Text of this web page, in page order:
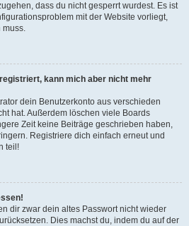
dass du nicht gesperrt wurdest. Es ist
mit der Website vorliegt,
muss.
kann mich aber nicht mehr
dein Benutzerkonto aus verschieden
hat. Außerdem löschen viele Boards
Zeit keine Beiträge geschrieben haben,
Registriere dich einfach erneut und
teil!
dir zwar dein altes Passwort nicht wieder
Dies machst du, indem du auf der